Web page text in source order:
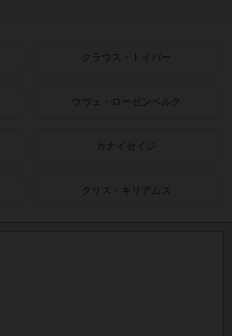
クラウス・トイバー
ウヴェ・ローゼンベルク
カナイセイジ
クリス・キリアムス